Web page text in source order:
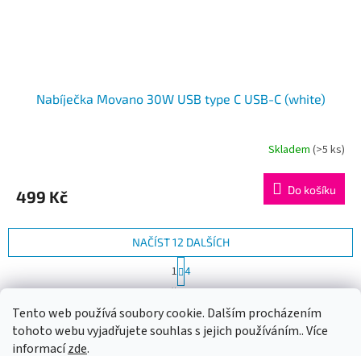
Tento web používá soubory cookie. Dalším procházením
tohoto webu vyjadřujete souhlas s jejich používáním.. Více
informacízde.
Nabíječka Movano 30W USB type C USB-C (white)
Skladem (>5 ks)
499 Kč Do košíku
O
l
á
NAČÍST 12 DALŠÍCH
S
t
r
n
k
1 4
41položek celkem
NAHORU